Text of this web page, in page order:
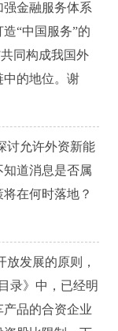
金融服务体系
“中国服务”的
同构成我国外
中的地位。谢
讨允许外资新能
道消息是否属
在何时落地？
发展的原则，
录》中，已经明
品的合资企业